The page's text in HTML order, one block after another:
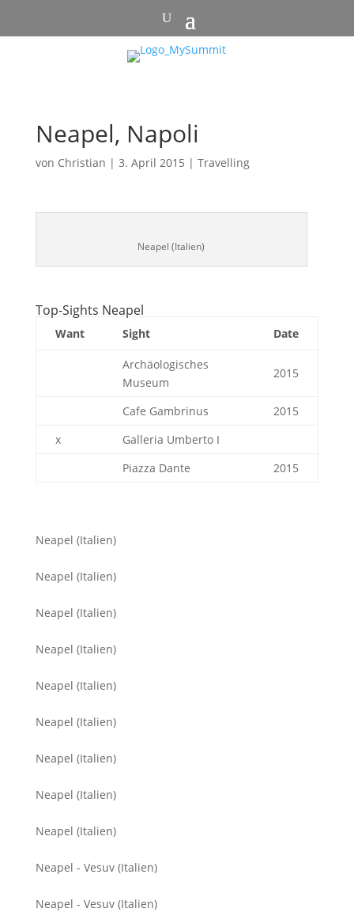
Neapel, Napoli
von Christian | 3. April 2015 | Travelling
Neapel (Italien)
Top-Sights Neapel
Want Sight Date
Archäologisches
Museum
2015
Cafe Gambrinus
2015
x
Galleria Umberto I
Piazza Dante
2015
Neapel (Italien)
Neapel (Italien)
Neapel (Italien)
Neapel (Italien)
Neapel (Italien)
Neapel (Italien)
Neapel (Italien)
Neapel (Italien)
Neapel (Italien)
Neapel - Vesuv (Italien)
Neapel - Vesuv (Italien)